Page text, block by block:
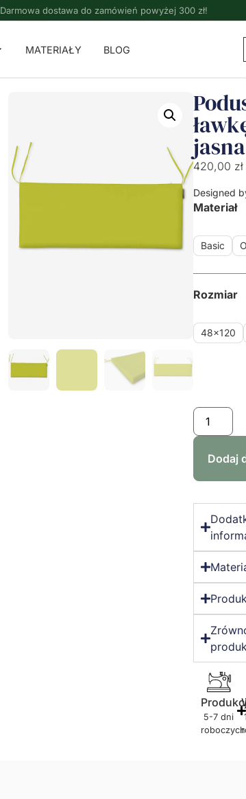
Darmowa dostawa do zamówień powyżej 300 zł!
MATERIAŁY BLOG
420,00 zł
Designed
Materiał
Basic
Rozmiar
48x120
Dodaj
5-7 dni
roboczych